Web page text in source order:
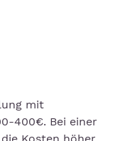
mit
400€. Bei einer